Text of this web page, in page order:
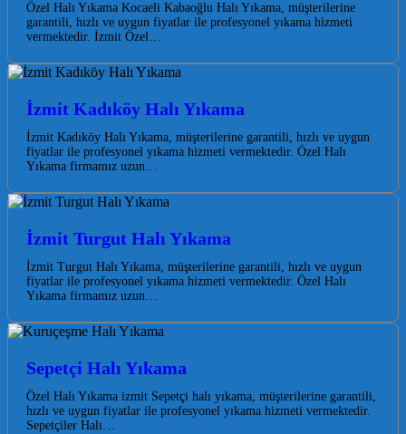
Özel Halı Yıkama Kocaeli Kabaoğlu Halı Yıkama, müşterilerine
garantili, hızlı ve uygun fiyatlar ile profesyonel yıkama hizmeti
vermektedir. İzmit Özel…
İzmit Kadıköy Halı Yıkama
İzmit Kadıköy Halı Yıkama, müşterilerine garantili, hızlı ve uygun
fiyatlar ile profesyonel yıkama hizmeti vermektedir. Özel Halı
Yıkama firmamız uzun…
İzmit Turgut Halı Yıkama
İzmit Turgut Halı Yıkama, müşterilerine garantili, hızlı ve uygun
fiyatlar ile profesyonel yıkama hizmeti vermektedir. Özel Halı
Yıkama firmamız uzun…
Sepetçi Halı Yıkama
Özel Halı Yıkama izmit Sepetçi halı yıkama, müşterilerine garantili,
hızlı ve uygun fiyatlar ile profesyonel yıkama hizmeti vermektedir.
Sepetçiler Halı…